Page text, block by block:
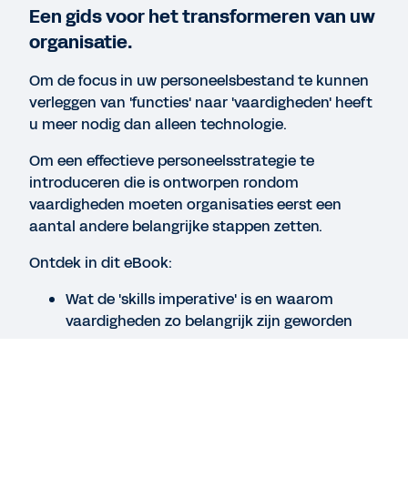
Partnering with Workday on your skills
transformation journey
REPORT
EBOOK
Test and Succeed: Supporting a High-
Performance Culture at AstraZeneca
Meer resources bekijken
Een gids voor het transformeren van uw
organisatie.
Om de focus in uw personeelsbestand te kunnen
verleggen van 'functies' naar 'vaardigheden' heeft
u meer nodig dan alleen technologie.
Om een effectieve personeelsstrategie te
introduceren die is ontworpen rondom
vaardigheden moeten organisaties eerst een
aantal andere belangrijke stappen zetten.
Ontdek in dit eBook:
Wat de 'skills imperative' is en waarom
vaardigheden zo belangrijk zijn geworden